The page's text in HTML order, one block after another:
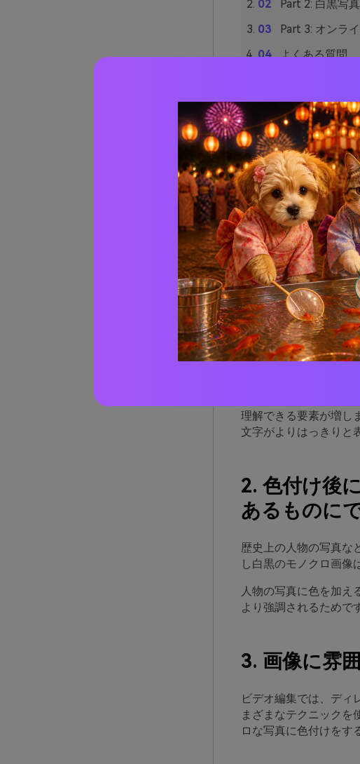
Part 2: 白黒写
Part 3: オンラ
よくある質問
Part 1: カ
白黒写真をカラー化す
ぜ重要なのかを理解す
します。
1. 写真に視覚的
2. 色付け後に古
3. 画像に雰囲気
4. カラー画像は
5. 若い世代を含
1. 写真に視
理解できる要素が増し
文字がよりはっきりと
2. 色付け後
あるものに
歴史上の人物の写真な
し白黒のモノクロ画像
人物の写真に色を加え
より強調されるためで
3. 画像に雰
ビデオ編集では、ディ
まざまなテクニックを
ロな写真に色付けをす